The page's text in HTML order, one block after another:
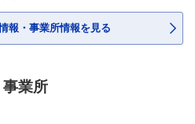
報・事業所情報を見る
業所